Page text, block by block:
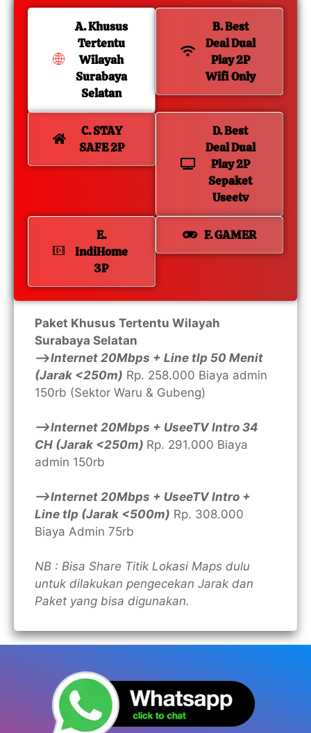
A. Khusus
Tertentu
Wilayah
Surabaya
Selatan
B. Best
Deal Dual
Play 2P
Wifi Only
C. STAY
SAFE 2P
D. Best
Deal Dual
Play 2P
Sepaket
Useetv
E.
IndiHome
3P
F. GAMER
Paket Khusus Tertentu Wilayah
Surabaya Selatan
—>Internet 20Mbps + Line tlp 50 Menit
(Jarak <250m) Rp. 258.000 Biaya admin
150rb (Sektor Waru & Gubeng)
—>Internet 20Mbps + UseeTV Intro 34
CH (Jarak <250m) Rp. 291.000 Biaya
admin 150rb
—>Internet 20Mbps + UseeTV Intro +
Line tlp (Jarak <500m) Rp. 308.000
Biaya Admin 75rb
NB : Bisa Share Titik Lokasi Maps dulu
untuk dilakukan pengecekan Jarak dan
Paket yang bisa digunakan.